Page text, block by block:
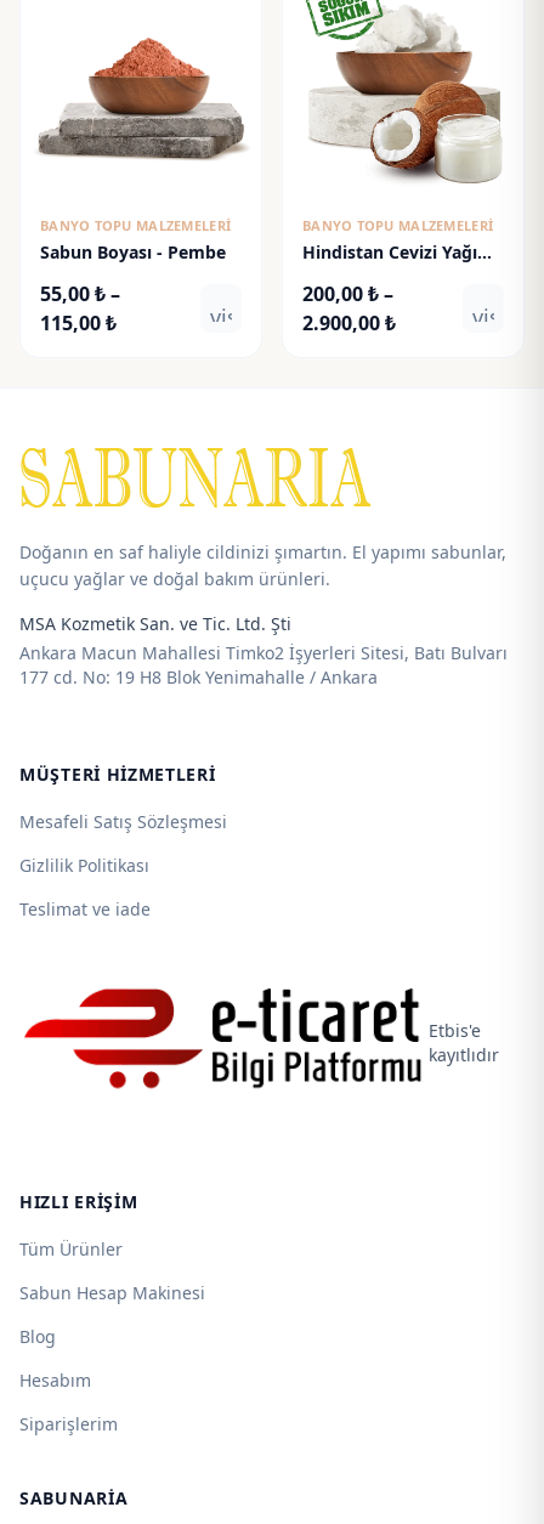
15.000,00 ₺
BANYO TOPU MALZEMELERI
Sabun Boyası - Pembe
55,00₺–
115,00₺Fiyat
visibility
BANYO TOPU MALZEMELERI
Hindistan Cevizi Yağı
200,00₺–
2.900,00₺Fiyat
Doğanın en saf haliyle cildinizi şımartın. El yapımı sabunlar,
uçucu yağlar ve doğal bakım ürünleri.
MSA Kozmetik San. ve Tic. Ltd. Şti
Ankara Macun Mahallesi Timko2 İşyerleri Sitesi, Batı Bulvarı
177 cd. No: 19 H8 Blok Yenimahalle / Ankara
MÜŞTERI HIZMETLERI
Mesafeli Satış Sözleşmesi
Gizlilik Politikası
Teslimat ve iade
Etbis'e
kayıtlıdır
HIZLI ERIŞIM
Tüm Ürünler
Sabun Hesap Makinesi
Blog
Hesabım
Siparişlerim
SABUNARIA